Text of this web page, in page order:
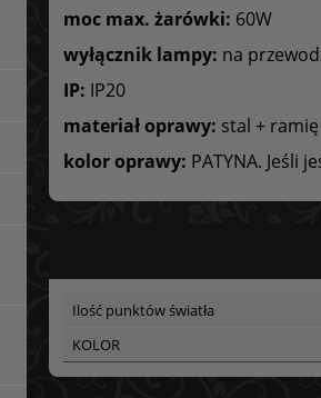
moc max. żarówki: 60W
wyłącznik lampy: na
IP: IP20
materiał oprawy: stal +
kolor oprawy: PATYNA. Jeśli
Ilość punktów światła
KOLOR